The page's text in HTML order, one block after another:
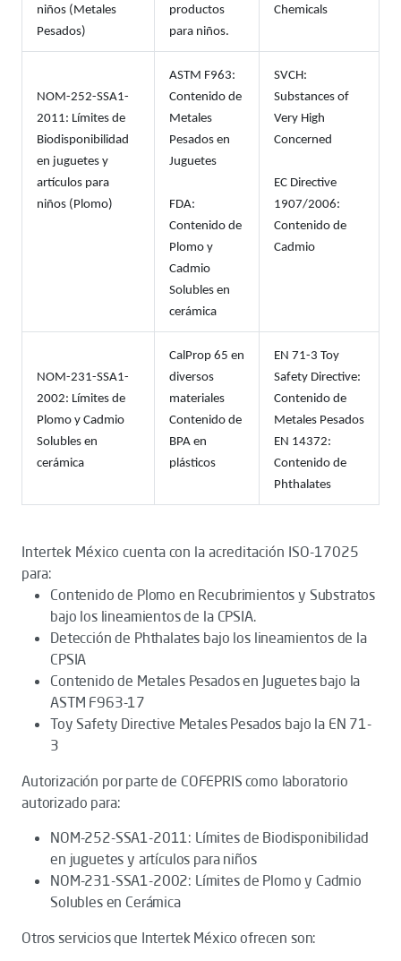
niños (Metales
Pesados)
productos
para niños.
Chemicals
NOM-252-SSA1-
2011: Límites de
Biodisponibilidad
en juguetes y
artículos para
niños (Plomo)
ASTM F963:
Contenido de
Metales
Pesados en
Juguetes
FDA:
Contenido de
Plomo y
Cadmio
Solubles en
cerámica
SVCH:
Substances of
Very High
Concerned
EC Directive
1907/2006:
Contenido de
Cadmio
NOM-231-SSA1-
2002: Límites de
Plomo y Cadmio
Solubles en
cerámica
CalProp 65 en
diversos
materiales
Contenido de
BPA en
plásticos
EN 71-3 Toy
Safety Directive:
Contenido de
Metales Pesados
EN 14372:
Contenido de
Phthalates
Intertek México cuenta con la acreditación ISO-17025
para:
Contenido de Plomo en Recubrimientos y Substratos
bajo los lineamientos de la CPSIA.
Detección de Phthalates bajo los lineamientos de la
CPSIA
Contenido de Metales Pesados en Juguetes bajo la
ASTM F963-17
Toy Safety Directive Metales Pesados bajo la EN 71-
3
Autorización por parte de COFEPRIS como laboratorio
autorizado para:
NOM-252-SSA1-2011: Límites de Biodisponibilidad
en juguetes y artículos para niños
NOM-231-SSA1-2002: Límites de Plomo y Cadmio
Solubles en Cerámica
Otros servicios que Intertek México ofrecen son: